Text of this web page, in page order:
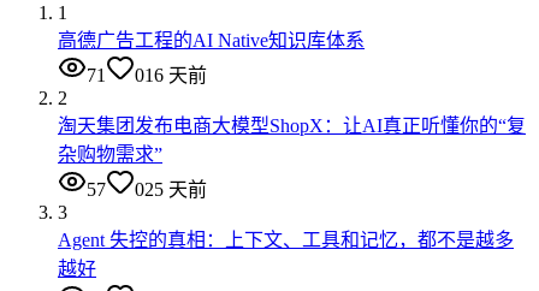
1
高德广告工程的AI Native知识库体系
71
016 天前
2
淘天集团发布电商大模型ShopX：让AI真正听懂你的“复
杂购物需求”
57
025 天前
3
Agent 失控的真相：上下文、工具和记忆，都不是越多
越好